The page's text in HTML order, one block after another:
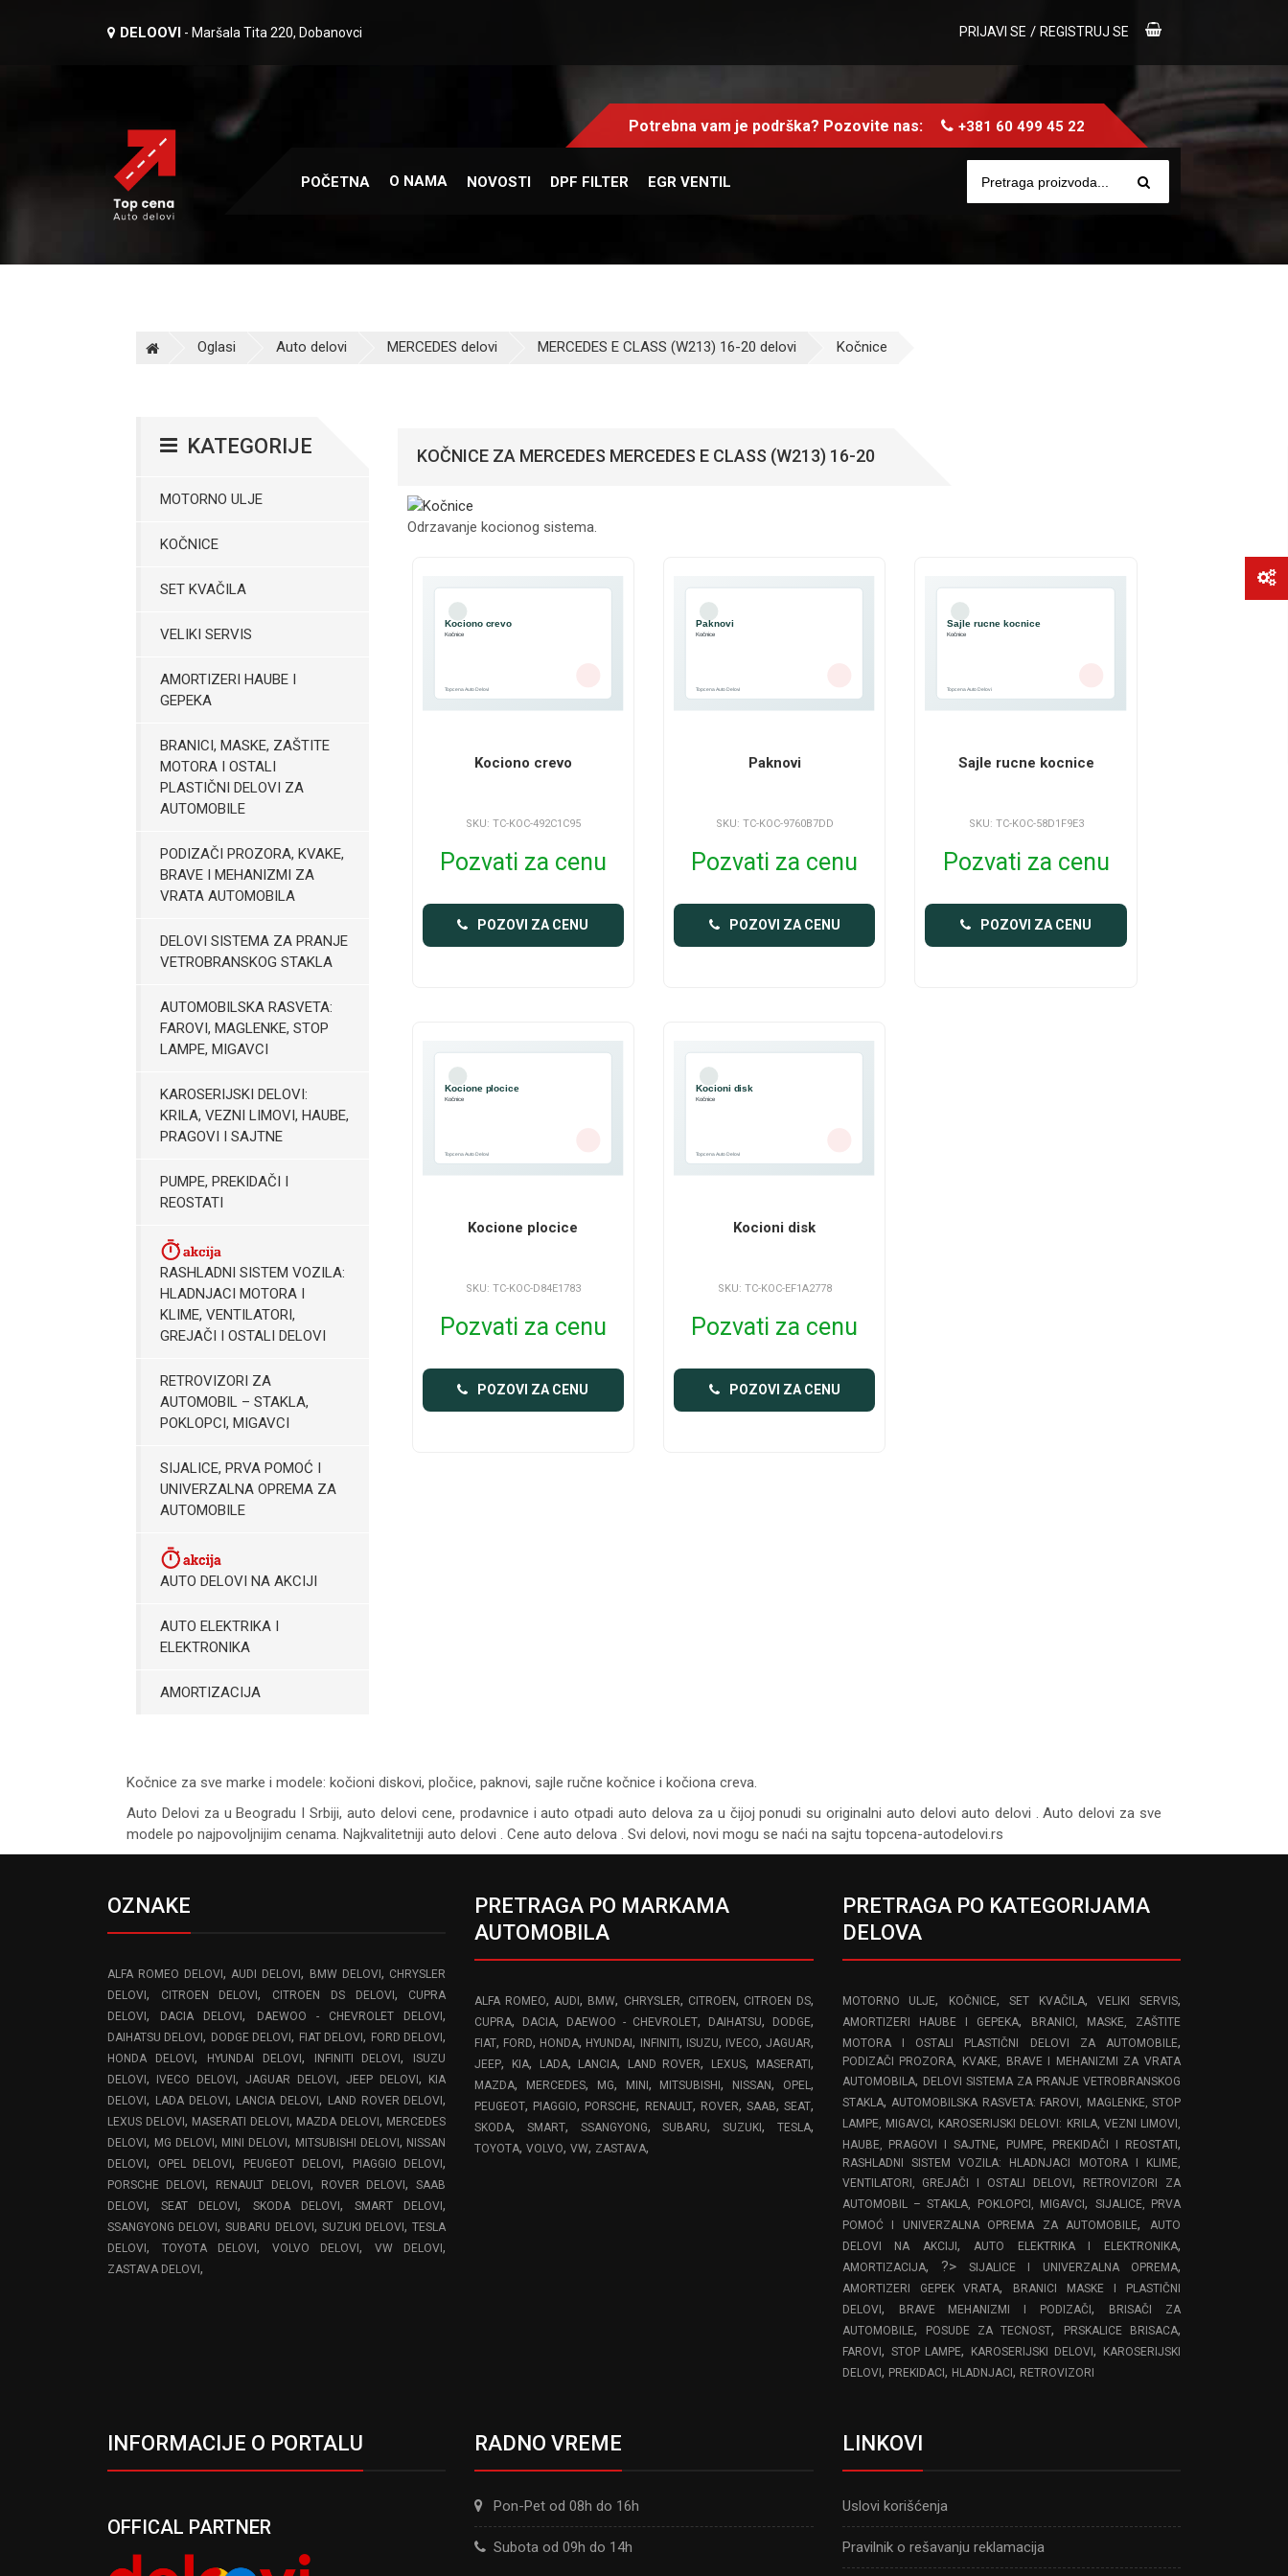
DELOOVI - Maršala Tita 220, Dobanovci PRIJAVI SE / REGISTRUJ SE
Potrebna vam je podrška? Pozovite nas: +381 60 499 45 22
POČETNA O NAMA NOVOSTI DPF FILTER EGR VENTIL
Oglasi Auto delovi MERCEDES delovi MERCEDES E CLASS (W213) 16-20 delovi Kočnice
KATEGORIJE
MOTORNO ULJE
KOČNICE
SET KVAČILA
VELIKI SERVIS
AMORTIZERI HAUBE I
GEPEKA
BRANICI, MASKE, ZAŠTITE
MOTORA I OSTALI
PLASTIČNI DELOVI ZA
AUTOMOBILE
PODIZAČI PROZORA, KVAKE,
BRAVE I MEHANIZMI ZA
VRATA AUTOMOBILA
DELOVI SISTEMA ZA PRANJE
VETROBRANSKOG STAKLA
AUTOMOBILSKA RASVETA:
FAROVI, MAGLENKE, STOP
LAMPE, MIGAVCI
KAROSERIJSKI DELOVI:
KRILA, VEZNI LIMOVI, HAUBE,
PRAGOVI I SAJTNE
PUMPE, PREKIDAČI I
REOSTATI
RASHLADNI SISTEM VOZILA:
HLADNJACI MOTORA I
KLIME, VENTILATORI,
GREJAČI I OSTALI DELOVI
RETROVIZORI ZA
AUTOMOBIL – STAKLA,
POKLOPCI, MIGAVCI
SIJALICE, PRVA POMOĆ I
UNIVERZALNA OPREMA ZA
AUTOMOBILE
AUTO DELOVI NA AKCIJI
AUTO ELEKTRIKA I
ELEKTRONIKA
AMORTIZACIJA
KOČNICE ZA MERCEDES MERCEDES E CLASS (W213) 16-20
Odrzavanje kocionog sistema.
Kociono crevo
SKU: TC-KOC-492C1C95
Pozvati za cenu
POZOVI ZA CENU
Paknovi
SKU: TC-KOC-9760B7DD
Pozvati za cenu
POZOVI ZA CENU
Sajle rucne kocnice
SKU: TC-KOC-58D1F9E3
Pozvati za cenu
POZOVI ZA CENU
Kocione plocice
SKU: TC-KOC-D84E1783
Pozvati za cenu
POZOVI ZA CENU
Kocioni disk
SKU: TC-KOC-EF1A2778
Pozvati za cenu
POZOVI ZA CENU
Kočnice za sve marke i modele: kočioni diskovi, pločice, paknovi, sajle ručne kočnice i kočiona creva.
Auto Delovi za u Beogradu I Srbiji, auto delovi cene, prodavnice i auto otpadi auto delova za u čijoj ponudi su originalni auto delovi auto delovi . Auto delovi za sve
modele po najpovoljnijim cenama. Najkvalitetniji auto delovi . Cene auto delova . Svi delovi, novi mogu se naći na sajtu topcena-autodelovi.rs
OZNAKE
ALFA ROMEO DELOVI ,AUDI DELOVI, BMW DELOVI , CHRYSLER
DELOVI , CITROEN DELOVI, CITROEN DS DELOVI ,
CUPRA
DELOVI , DACIA DELOVI, DAEWOO - CHEVROLET DELOVI,
DAIHATSU DELOVI, DODGE DELOVI, FIAT DELOVI, FORD DELOVI,
HONDA DELOVI , HYUNDAI DELOVI , INFINITI DELOVI,
ISUZU
DELOVI , IVECO DELOVI ,JAGUAR DELOVI ,JEEP DELOVI ,
KIA
DELOVI , LADA DELOVI , LANCIA DELOVI, LAND ROVER DELOVI,
LEXUS DELOVI , MASERATI DELOVI , MAZDA DELOVI , MERCEDES
DELOVI , MG DELOVI , MINI DELOVI, MITSUBISHI DELOVI , NISSAN
DELOVI , OPEL DELOVI, PEUGEOT DELOVI , PIAGGIO DELOVI,
PORSCHE DELOVI, RENAULT DELOVI , ROVER DELOVI,SAAB
DELOVI ,SEAT DELOVI, SKODA DELOVI ,SMART DELOVI,
SSANGYONG DELOVI,SUBARU DELOVI , SUZUKI DELOVI,TESLA
DELOVI , TOYOTA DELOVI, VOLVO DELOVI, VW DELOVI,
ZASTAVA DELOVI ,
PRETRAGA PO MARKAMA
AUTOMOBILA
ALFA ROMEO,AUDI, BMW, CHRYSLER, CITROEN, CITROEN DS,
CUPRA, DACIA, DAEWOO - CHEVROLET, DAIHATSU, DODGE,
FIAT, FORD, HONDA, HYUNDAI, INFINITI , ISUZU, IVECO, JAGUAR,
JEEP, KIA, LADA, LANCIA, LAND ROVER, LEXUS, MASERATI ,
MAZDA, MERCEDES, MG, MINI , MITSUBISHI, NISSAN, OPEL,
PEUGEOT, PIAGGIO, PORSCHE, RENAULT, ROVER, SAAB, SEAT,
SKODA, SMART, SSANGYONG,SUBARU,SUZUKI, TESLA,
TOYOTA,VOLVO,VW, ZASTAVA,
PRETRAGA PO KATEGORIJAMA
DELOVA
MOTORNO ULJE, KOČNICE,SET KVAČILA,VELIKI SERVIS,
AMORTIZERI HAUBE I GEPEKA,
BRANICI, MASKE, ZAŠTITE
MOTORA I OSTALI PLASTIČNI DELOVI ZA AUTOMOBILE,
PODIZAČI PROZORA, KVAKE, BRAVE I MEHANIZMI ZA VRATA
AUTOMOBILA, DELOVI SISTEMA ZA PRANJE VETROBRANSKOG
STAKLA,AUTOMOBILSKA RASVETA: FAROVI, MAGLENKE, STOP
LAMPE, MIGAVCI , KAROSERIJSKI DELOVI: KRILA, VEZNI LIMOVI,
HAUBE, PRAGOVI I SAJTNE, PUMPE, PREKIDAČI I REOSTATI,
RASHLADNI SISTEM VOZILA: HLADNJACI MOTORA I KLIME,
VENTILATORI, GREJAČI I OSTALI DELOVI ,
RETROVIZORI ZA
AUTOMOBIL – STAKLA, POKLOPCI, MIGAVCI,
SIJALICE, PRVA
POMOĆ I UNIVERZALNA OPREMA ZA AUTOMOBILE,
AUTO
DELOVI NA AKCIJI ,AUTO ELEKTRIKA I ELEKTRONIKA,
AMORTIZACIJA, ?>SIJALICE I UNIVERZALNA OPREMA,
AMORTIZERI GEPEK VRATA,
BRANICI MASKE I PLASTIČNI
DELOVI , BRAVE MEHANIZMI I PODIZAČI,
BRISAČI ZA
AUTOMOBILE, POSUDE ZA TECNOST, PRSKALICE BRISACA,
FAROVI , STOP LAMPE, KAROSERIJSKI DELOVI,
KAROSERIJSKI
DELOVI , PREKIDACI , HLADNJACI , RETROVIZORI
INFORMACIJE O PORTALU
OFFICAL PARTNER
RADNO VREME
Pon-Pet od 08h do 16h
Subota od 09h do 14h
LINKOVI
Uslovi korišćenja
Pravilnik o rešavanju reklamacija